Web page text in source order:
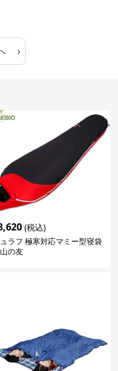
›
(税込)
ラフ 極寒対応マミー型寝袋
の友